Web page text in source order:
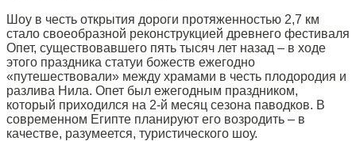
Шоу в честь открытия дороги протяженностью 2,7 км
стало своеобразной реконструкцией древнего фестиваля
Опет, существовавшего пять тысяч лет назад – в ходе
этого праздника статуи божеств ежегодно
«путешествовали» между храмами в честь плодородия и
разлива Нила. Опет был ежегодным праздником,
который приходился на 2-й месяц сезона паводков. В
современном Египте планируют его возродить – в
качестве, разумеется, туристического шоу.